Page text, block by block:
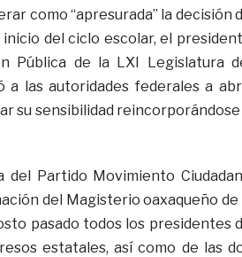
como “apresurada” la decisión
del ciclo escolar, el
Pública de la LXI Legislatura
a las autoridades federales a
su sensibilidad reincorporándose
Partido Movimiento
del Magisterio oaxaqueño de
pasado todos los presidentes
estatales, así como de las